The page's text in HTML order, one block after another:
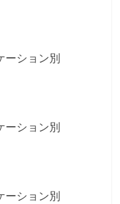
ーション別
ーション別
ーション別